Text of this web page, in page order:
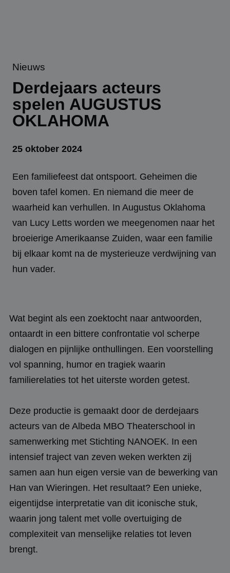
Nieuws
Derdejaars acteurs
spelen AUGUSTUS
OKLAHOMA
25 oktober 2024
Een familiefeest dat ontspoort. Geheimen die
boven tafel komen. En niemand die meer de
waarheid kan verhullen. In Augustus Oklahoma
van Lucy Letts worden we meegenomen naar het
broeierige Amerikaanse Zuiden, waar een familie
bij elkaar komt na de mysterieuze verdwijning van
hun vader.
Wat begint als een zoektocht naar antwoorden,
ontaardt in een bittere confrontatie vol scherpe
dialogen en pijnlijke onthullingen. Een voorstelling
vol spanning, humor en tragiek waarin
familierelaties tot het uiterste worden getest.
Deze productie is gemaakt door de derdejaars
acteurs van de Albeda MBO Theaterschool in
samenwerking met Stichting NANOEK. In een
intensief traject van zeven weken werkten zij
samen aan hun eigen versie van de bewerking van
Han van Wieringen. Het resultaat? Een unieke,
eigentijdse interpretatie van dit iconische stuk,
waarin jong talent met volle overtuiging de
complexiteit van menselijke relaties tot leven
brengt.